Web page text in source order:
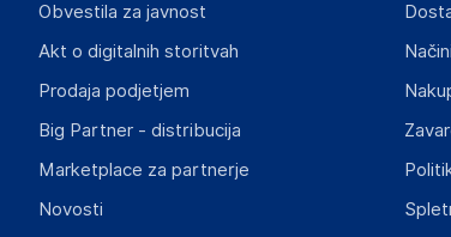
Obvestila za javnost
Akt o digitalnih storitvah
Prodaja podjetjem
Big Partner - distribucija
Marketplace za partnerje
Novosti